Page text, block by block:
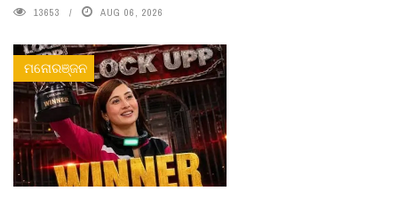
13653 AUG 06, 2026
ମନୋରଞ୍ଜନ